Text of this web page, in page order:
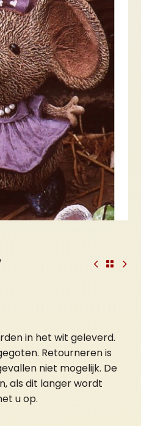
in het wit geleverd.
Retourneren is
niet mogelijk. De
als dit langer wordt
u op.